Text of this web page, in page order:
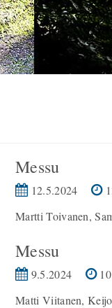
Messu
12.5.2024
Martti Toivanen,
Messu
9.5.2024
Matti Viitanen,